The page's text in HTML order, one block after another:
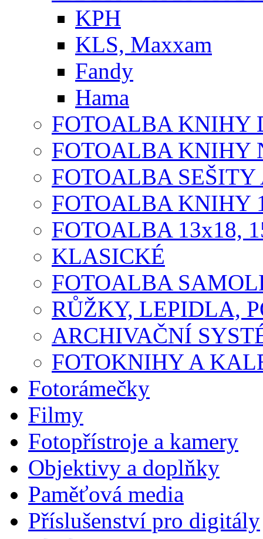
KPH
KLS, Maxxam
Fandy
Hama
FOTOALBA KNIHY
FOTOALBA KNIHY
FOTOALBA SEŠITY
FOTOALBA KNIHY
FOTOALBA 13x18,
KLASICKÉ
FOTOALBA
RŮŽKY, LEPIDLA,
ARCHIVAČNÍ
FOTOKNIHY A
Fotorámečky
Filmy
Fotopřístroje a kamery
Objektivy a doplňky
Paměťová media
Příslušenství pro digitály